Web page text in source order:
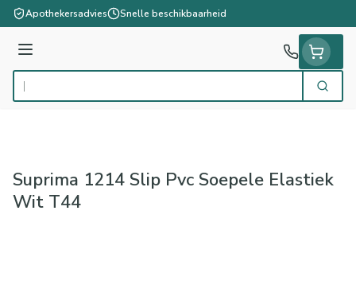
Ga naar de inhoud
Apothekersadvies Snelle beschikbaarheid
Menu
Product, merk, categorie... Zoek
Suprima 1214 Slip Pvc Soepele Elastiek
Wit T44